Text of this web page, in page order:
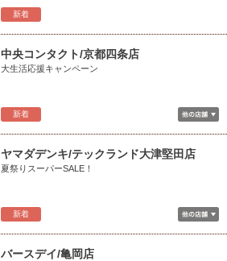
新着
新着
中央コンタクト/京都四条店
大生活応援キャンペーン
新着
ヤマダデンキ/テックランド大津堅田店
夏祭りスーパーSALE！
バースデイ/亀岡店